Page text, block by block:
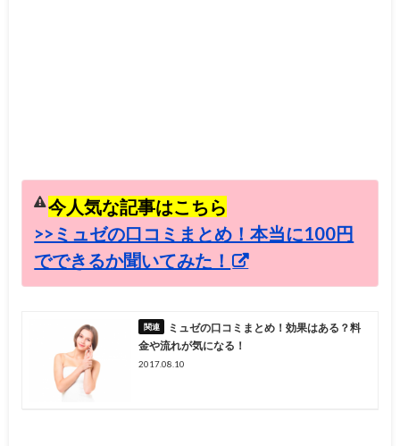
今人気な記事はこちら
>>ミュゼの口コミまとめ！本当に100円
でできるか聞いてみた！
ミュゼの口コミまとめ！効果はある？料
金や流れが気になる！
2017.08.10